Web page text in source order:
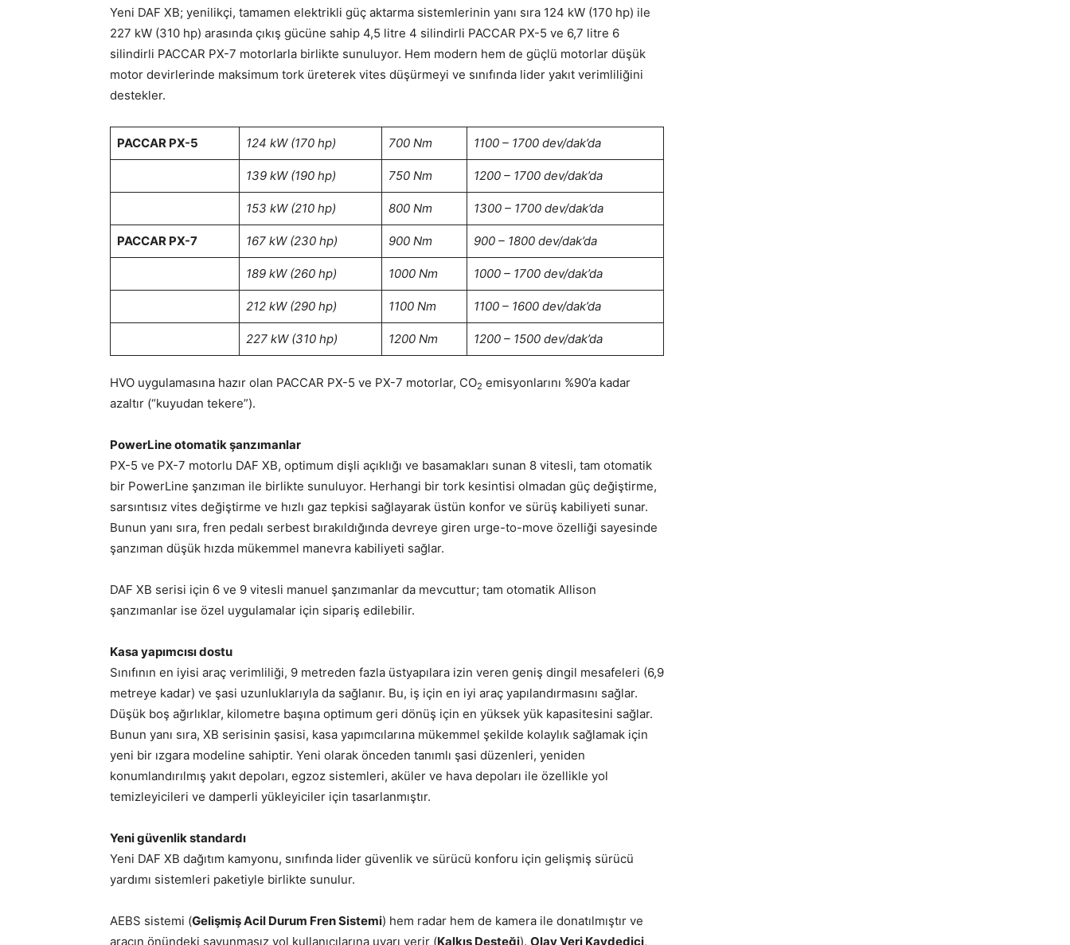
Yeni DAF XB; yenilikçi, tamamen elektrikli güç aktarma sistemlerinin yanı sıra 124 kW (170 hp) ile
227 kW (310 hp) arasında çıkış gücüne sahip 4,5 litre 4 silindirli PACCAR PX-5 ve 6,7 litre 6
silindirli PACCAR PX-7 motorlarla birlikte sunuluyor. Hem modern hem de güçlü motorlar düşük
motor devirlerinde maksimum tork üreterek vites düşürmeyi ve sınıfında lider yakıt verimliliğini
destekler.
PACCAR PX-5 124 kW (170 hp) 700 Nm 1100 – 1700 dev/dak’da
139 kW (190 hp) 750 Nm 1200 – 1700 dev/dak’da
153 kW (210 hp) 800 Nm 1300 – 1700 dev/dak’da
PACCAR PX-7 167 kW (230 hp) 900 Nm 900 – 1800 dev/dak’da
189 kW (260 hp) 1000 Nm 1000 – 1700 dev/dak’da
212 kW (290 hp) 1100 Nm 1100 – 1600 dev/dak’da
227 kW (310 hp) 1200 Nm 1200 – 1500 dev/dak’da
HVO uygulamasına hazır olan PACCAR PX-5 ve PX-7 motorlar, CO2 emisyonlarını %90’a kadar
azaltır (“kuyudan tekere”).
PowerLine otomatik şanzımanlar
PX-5 ve PX-7 motorlu DAF XB, optimum dişli açıklığı ve basamakları sunan 8 vitesli, tam otomatik
bir PowerLine şanzıman ile birlikte sunuluyor. Herhangi bir tork kesintisi olmadan güç değiştirme,
sarsıntısız vites değiştirme ve hızlı gaz tepkisi sağlayarak üstün konfor ve sürüş kabiliyeti sunar.
Bunun yanı sıra, fren pedalı serbest bırakıldığında devreye giren urge-to-move özelliği sayesinde
şanzıman düşük hızda mükemmel manevra kabiliyeti sağlar.
DAF XB serisi için 6 ve 9 vitesli manuel şanzımanlar da mevcuttur; tam otomatik Allison
şanzımanlar ise özel uygulamalar için sipariş edilebilir.
Kasa yapımcısı dostu
Sınıfının en iyisi araç verimliliği, 9 metreden fazla üstyapılara izin veren geniş dingil mesafeleri (6,9
metreye kadar) ve şasi uzunluklarıyla da sağlanır. Bu, iş için en iyi araç yapılandırmasını sağlar.
Düşük boş ağırlıklar, kilometre başına optimum geri dönüş için en yüksek yük kapasitesini sağlar.
Bunun yanı sıra, XB serisinin şasisi, kasa yapımcılarına mükemmel şekilde kolaylık sağlamak için
yeni bir ızgara modeline sahiptir. Yeni olarak önceden tanımlı şasi düzenleri, yeniden
konumlandırılmış yakıt depoları, egzoz sistemleri, aküler ve hava depoları ile özellikle yol
temizleyicileri ve damperli yükleyiciler için tasarlanmıştır.
Yeni güvenlik standardı
Yeni DAF XB dağıtım kamyonu, sınıfında lider güvenlik ve sürücü konforu için gelişmiş sürücü
yardımı sistemleri paketiyle birlikte sunulur.
AEBS sistemi (Gelişmiş Acil Durum Fren Sistemi) hem radar hem de kamera ile donatılmıştır ve
aracın önündeki savunmasız yol kullanıcılarına uyarı verir (Kalkış Desteği). Olay Veri Kaydedici,